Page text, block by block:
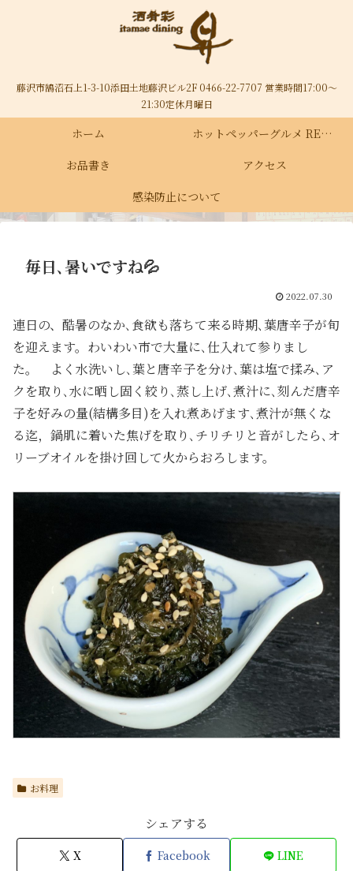
藤沢市鵠沼石上1-3-10添田土地藤沢ビル2F 0466-22-7707 営業時間17:00～
21:30定休月曜日
ホーム
ホットペッパーグルメ RECRUIT
お品書き
アクセス
感染防止について
毎日､暑いですね💦
2022.07.30
連日の、酷暑のなか､食欲も落ちて来る時期､葉唐辛子が旬
を迎えます。わいわい市で大量に､仕入れて参りまし
た。 よく水洗いし､葉と唐辛子を分け､葉は塩で揉み､ア
クを取り､水に晒し固く絞り､蒸し上げ､煮汁に､刻んだ唐辛
子を好みの量(結構多目)を入れ煮あげます､煮汁が無くな
る迄，鍋肌に着いた焦げを取り､チリチリと音がしたら､オ
リーブオイルを掛け回して火からおろします。
お料理
シェアする
X Facebook LINE